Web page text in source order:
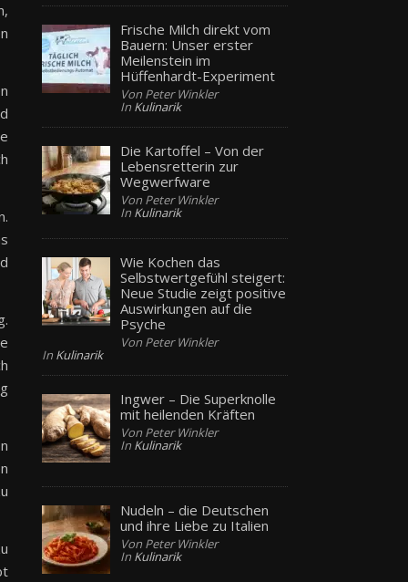
Frische Milch direkt vom
Bauern: Unser erster
Meilenstein im
Hüffenhardt-Experiment
Von Peter Winkler
In Kulinarik
Die Kartoffel – Von der
Lebensretterin zur
Wegwerfware
Von Peter Winkler
In Kulinarik
Wie Kochen das
Selbstwertgefühl steigert:
Neue Studie zeigt positive
Auswirkungen auf die
Psyche
Von Peter Winkler
In Kulinarik
Ingwer – Die Superknolle
mit heilenden Kräften
Von Peter Winkler
In Kulinarik
Nudeln – die Deutschen
und ihre Liebe zu Italien
Von Peter Winkler
In Kulinarik